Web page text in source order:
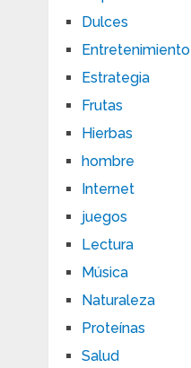
Dulces
Entretenimiento
Estrategia
Frutas
Hierbas
hombre
Internet
juegos
Lectura
Música
Naturaleza
Proteínas
Salud